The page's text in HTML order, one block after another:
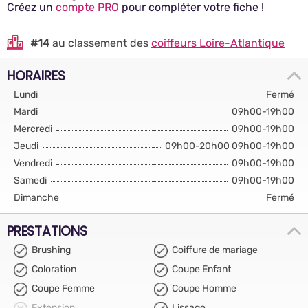
Créez un compte PRO pour compléter votre fiche !
#14 au classement des coiffeurs Loire-Atlantique
HORAIRES
Lundi
Fermé
Mardi
09h00-19h00
Mercredi
09h00-19h00
Jeudi
09h00-20h00 09h00-19h00
Vendredi
09h00-19h00
Samedi
09h00-19h00
Dimanche
Fermé
PRESTATIONS
Brushing
Coiffure de mariage
Coloration
Coupe Enfant
Coupe Femme
Coupe Homme